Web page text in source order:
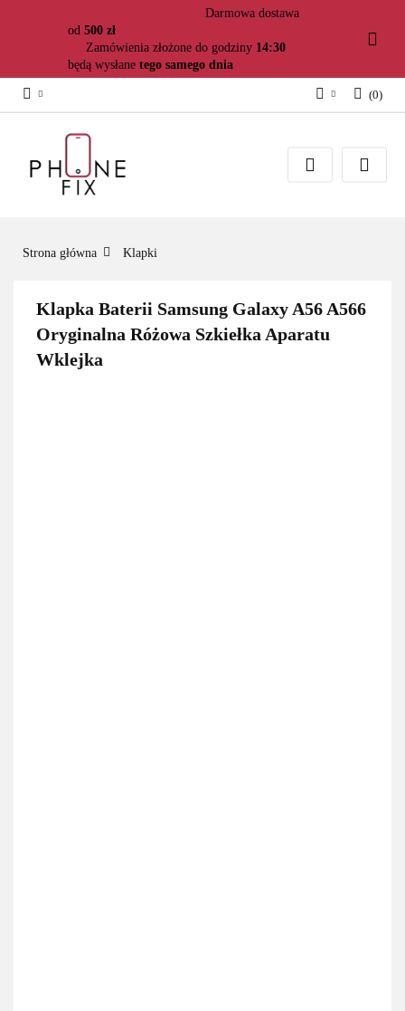
Darmowa dostawa
od 500 zł
Zamówienia złożone do godziny 14:30
będą wysłane tego samego dnia
Załóż konto
(0)
Strona główna Klapki
Klapka Baterii Samsung Galaxy A56 A566
Oryginalna Różowa Szkiełka Aparatu
Wklejka